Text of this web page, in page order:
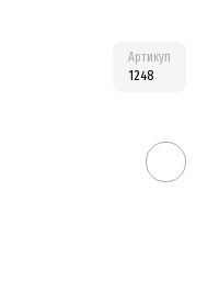
Артикул
1248